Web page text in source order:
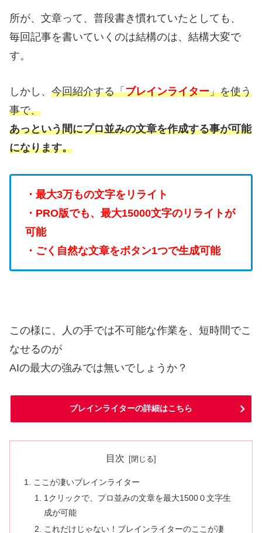
所が、文章って、普段書き慣れていたとしても、
毎回記事を書いていくのは結構のは、結構大変で
す。
しかし、 今回紹介する「ブレインライター」を使う
事で、
あっという間にプロ並みの文章を作成する事が可能
になります。
・最大3万もの文字をリライト
・PRO版でも、最大15000文字のリライトが
可能
・ごく自然な文章をボタン1つで生成可能
この様に、人の手では不可能な作業を、短時間でこ
なせるのが
AIの最大の強みでは無いでしょうか？
ブレインライターの詳細はこちら
目次
ここが凄いブレインライター
1クリックで、プロ並みの文章を最大1500０文字生
成が可能
これだけじゃない！ブレインライターのここが凄